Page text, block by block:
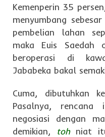
Kemenperin 35
menyumbang
pembelian lahan
maka Euis Saedah
beroperasi di
Jababeka bakal
Cuma, dibutuhkan
Pasalnya,
negosiasi dengan
demikian,
toh niat